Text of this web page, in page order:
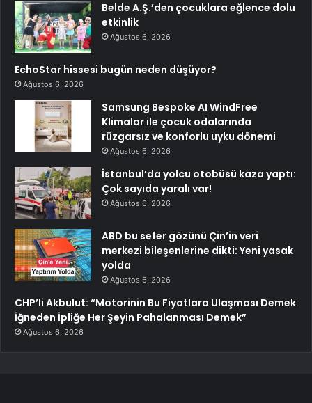
Belde A.Ş.’den çocuklara eğlence dolu
etkinlik
Ağustos 6, 2026
EchoStar hissesi bugün neden düşüyor?
Ağustos 6, 2026
Samsung Bespoke AI WindFree
Klimalar ile çocuk odalarında
rüzgarsız ve konforlu uyku dönemi
Ağustos 6, 2026
İstanbul’da yolcu otobüsü kaza yaptı:
Çok sayıda yaralı var!
Ağustos 6, 2026
ABD bu sefer gözünü Çin’in veri
merkezi bileşenlerine dikti: Yeni yasak
yolda
Ağustos 6, 2026
CHP’li Akbulut: “Motorinin Bu Fiyatlara Ulaşması Demek
İğneden İpliğe Her Şeyin Pahalanması Demek”
Ağustos 6, 2026